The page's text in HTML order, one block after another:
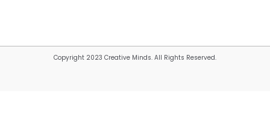
Copyright 2023 Creative Minds. All Rights Reserved.